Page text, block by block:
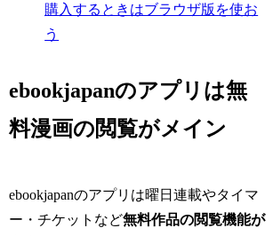
購入するときはブラウザ版を使お
う
ebookjapanのアプリは無
料漫画の閲覧がメイン
ebookjapanのアプリは曜日連載やタイマ
ー・チケットなど無料作品の閲覧機能が